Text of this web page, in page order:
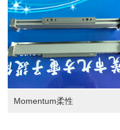
Momentum柔性